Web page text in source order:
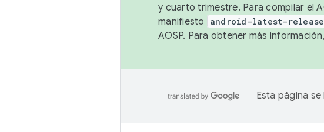
y cuarto trimestre. Para compilar el
manifiesto
android-latest-release
AOSP. Para obtener más
Esta página